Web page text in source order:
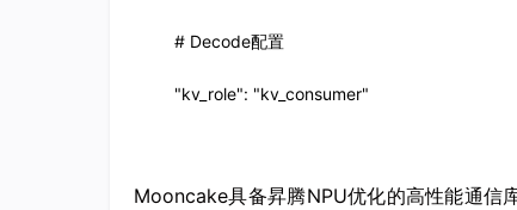
# Decode配置
"kv_role": "kv_consumer"
Mooncake具备昇腾NPU优化的高性能通信